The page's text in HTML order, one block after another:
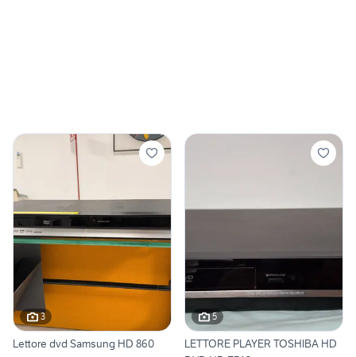
3
Lettore dvd Samsung HD 860
5
LETTORE PLAYER TOSHIBA HD